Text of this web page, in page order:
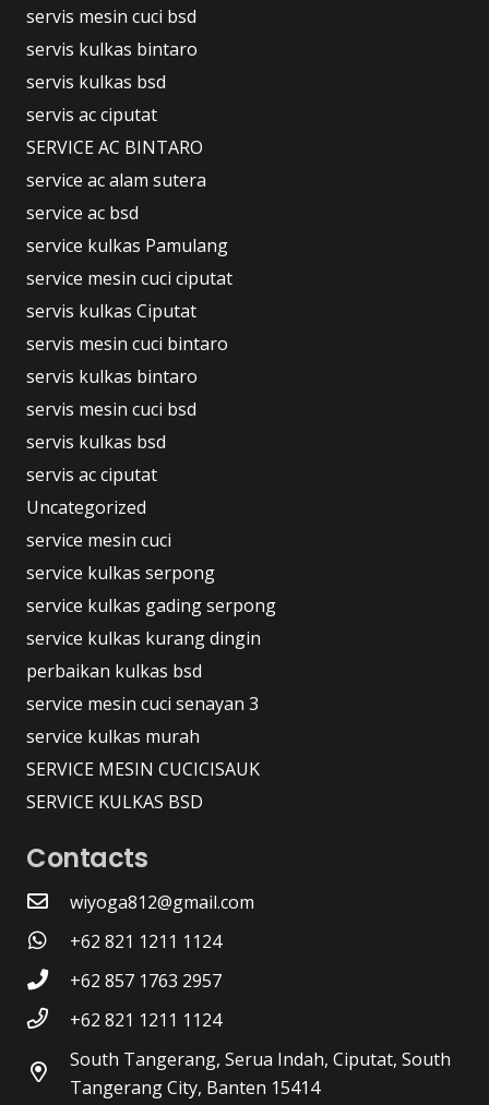
servis mesin cuci bsd
servis kulkas bintaro
servis kulkas bsd
servis ac ciputat
SERVICE AC BINTARO
service ac alam sutera
service ac bsd
service kulkas Pamulang
service mesin cuci ciputat
servis kulkas Ciputat
servis mesin cuci bintaro
servis kulkas bintaro
servis mesin cuci bsd
servis kulkas bsd
servis ac ciputat
Uncategorized
service mesin cuci
service kulkas serpong
service kulkas gading serpong
service kulkas kurang dingin
perbaikan kulkas bsd
service mesin cuci senayan 3
service kulkas murah
SERVICE MESIN CUCICISAUK
SERVICE KULKAS BSD
Contacts
wiyoga812@gmail.com
+62 821 1211 1124
+62 857 1763 2957
+62 821 1211 1124
South Tangerang, Serua Indah, Ciputat, South
Tangerang City, Banten 15414